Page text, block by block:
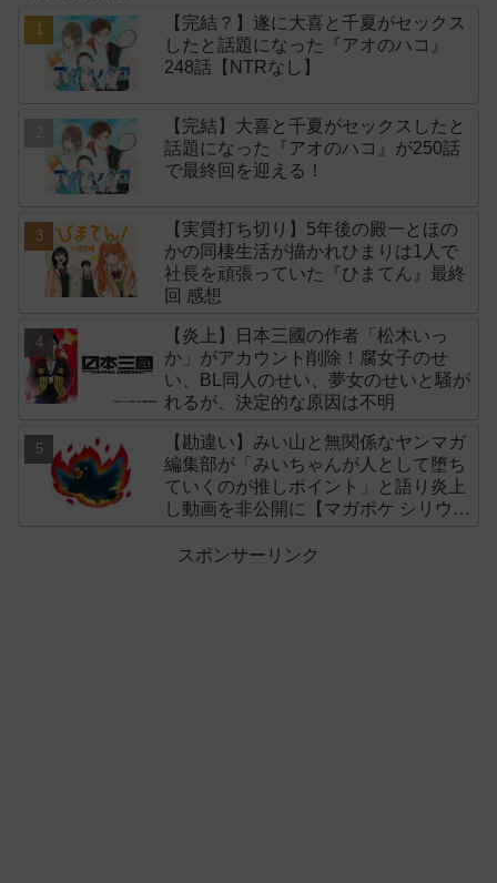
【完結？】遂に大喜と千夏がセックス
したと話題になった『アオのハコ』
248話【NTRなし】
【完結】大喜と千夏がセックスしたと
話題になった『アオのハコ』が250話
で最終回を迎える！
【実質打ち切り】5年後の殿一とほの
かの同棲生活が描かれひまりは1人で
社長を頑張っていた『ひまてん』最終
回 感想
【炎上】日本三國の作者「松木いっ
か」がアカウント削除！腐女子のせ
い、BL同人のせい、夢女のせいと騒が
れるが、決定的な原因は不明
【勘違い】みい山と無関係なヤンマガ
編集部が「みいちゃんが人として堕ち
ていくのが推しポイント」と語り炎上
し動画を非公開に【マガポケ シリウ
スポンサーリンク